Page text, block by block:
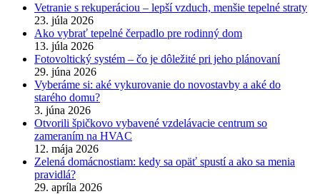
Vetranie s rekuperáciou – lepší vzduch, menšie tepelné straty
23. júla 2026
Ako vybrať tepelné čerpadlo pre rodinný dom
13. júla 2026
Fotovoltický systém – čo je dôležité pri jeho plánovaní
29. júna 2026
Vyberáme si: aké vykurovanie do novostavby a aké do
starého domu?
3. júna 2026
Otvorili špičkovo vybavené vzdelávacie centrum so
zameraním na HVAC
12. mája 2026
Zelená domácnostiam: kedy sa opäť spustí a ako sa menia
pravidlá?
29. apríla 2026